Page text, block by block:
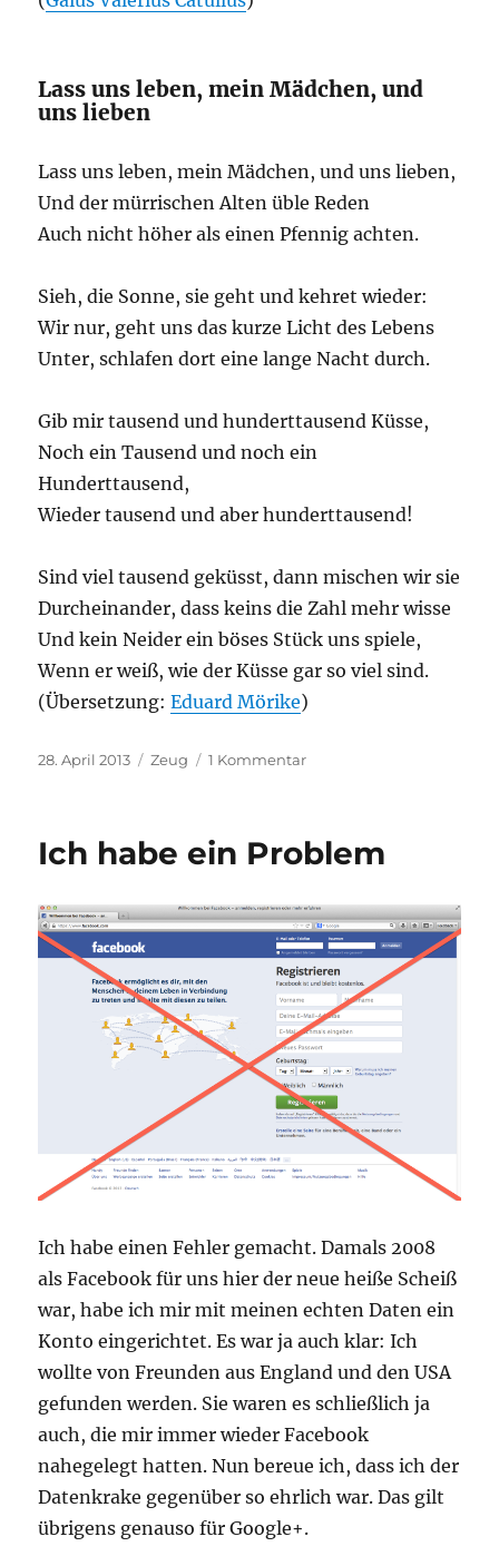
Lass uns leben, mein Mädchen, und
uns lieben
Lass uns leben, mein Mädchen, und uns lieben,
Und der mürrischen Alten üble Reden
Auch nicht höher als einen Pfennig achten.
Sieh, die Sonne, sie geht und kehret wieder:
Wir nur, geht uns das kurze Licht des Lebens
Unter, schlafen dort eine lange Nacht durch.
Gib mir tausend und hunderttausend Küsse,
Noch ein Tausend und noch ein
Hunderttausend,
Wieder tausend und aber hunderttausend!
Sind viel tausend geküsst, dann mischen wir sie
Durcheinander, dass keins die Zahl mehr wisse
Und kein Neider ein böses Stück uns spiele,
Wenn er weiß, wie der Küsse gar so viel sind.
(Übersetzung:Eduard Mörike)
Veröffentlicht
28. April 2013 Kategorien
Zeug 1 Kommentarzu
mille
Ich habe ein Problem
Ich habe einen Fehler gemacht. Damals 2008
als Facebook für uns hier der neue heiße Scheiß
war, habe ich mir mit meinen echten Daten ein
Konto eingerichtet. Es war ja auch klar: Ich
wollte von Freunden aus England und den USA
gefunden werden. Sie waren es schließlich ja
auch, die mir immer wieder Facebook
nahegelegt hatten. Nun bereue ich, dass ich der
Datenkrake gegenüber so ehrlich war. Das gilt
übrigens genauso für Google+.